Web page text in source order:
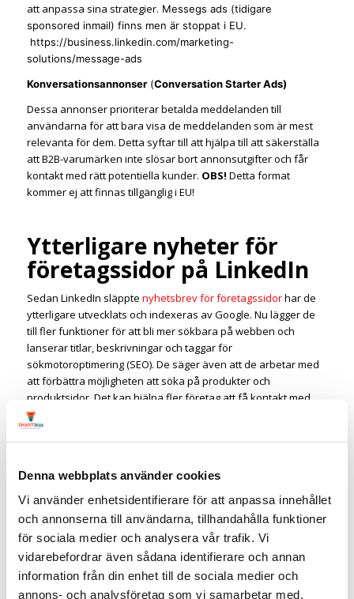
Denna webbplats använder cookies
Vi använder enhetsidentifierare för att anpassa innehållet
och annonserna till användarna, tillhandahålla funktioner
för sociala medier och analysera vår trafik. Vi
vidarebefordrar även sådana identifierare och annan
information från din enhet till de sociala medier och
annons- och analysföretag som vi samarbetar med.
att anpassa sina strategier. Messegs ads (tidigare
sponsored inmail) finns men är stoppat i EU.
https://business.linkedin.com/marketing-
solutions/message-ads
Konversationsannonser(Conversation Starter Ads)
Dessa annonser prioriterar betalda meddelanden till
användarna för att bara visa de meddelanden som är mest
relevanta för dem. Detta syftar till att hjälpa till att säkerställa
att B2B-varumärken inte slösar bort annonsutgifter och får
kontakt med rätt potentiella kunder. OBS! Detta format
kommer ej att finnas tillgänglig i EU!
Ytterligare nyheter för
företagssidor på LinkedIn
Sedan LinkedIn släppte nyhetsbrev för företagssidorhar de
ytterligare utvecklats och indexeras av Google. Nu lägger de
till fler funktioner för att bli mer sökbara på webben och
lanserar titlar, beskrivningar och taggar för
sökmotoroptimering (SEO). De säger även att de arbetar med
att förbättra möjligheten att söka på produkter och
produktsidor. Det kan hjälpa fler företag att få kontakt med
potentiella köpare.
Att som företag använda nyhetsbrev på LinkedIn är ofta något
det ska *inte* ersätta ett eget nyhetsbrev eftersom där äger
Relaterad artikel:7 nyheter för företag på LinkedIn
Vad innebär detta för dig som
marknadsförare?
Att LinkedIn fortsätter att utvecklas märks tydligt. Under året